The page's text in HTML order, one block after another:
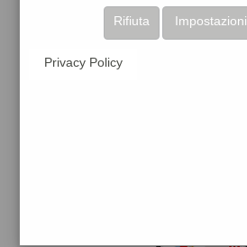
Impostazioni
Rifiuta
Privacy Policy